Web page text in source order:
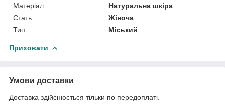
Матеріал
Натуральна шкіра
Стать
Жіноча
Тип
Міський
Приховати
Умови доставки
Доставка здійснюється тільки по передоплаті.